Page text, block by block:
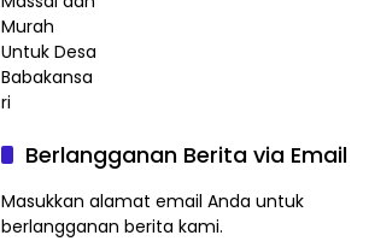
Berlangganan Berita via Email
Masukkan alamat email Anda untuk
berlangganan berita kami.